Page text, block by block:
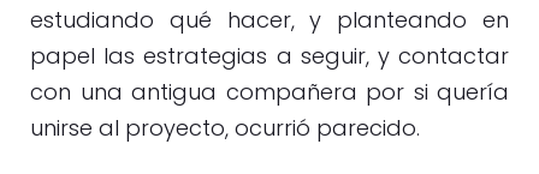
estudiando qué hacer, y planteando en
papel las estrategias a seguir, y contactar
con una antigua compañera por si quería
unirse al proyecto, ocurrió parecido.